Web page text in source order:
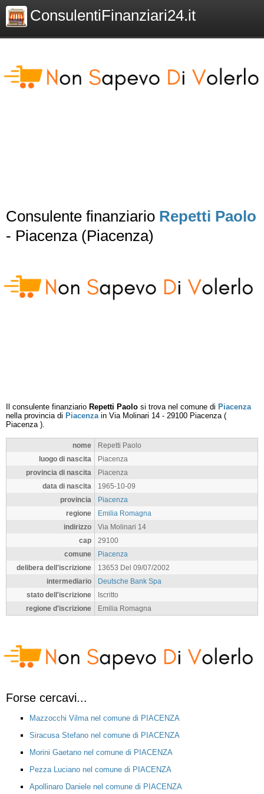
ConsulentiFinanziari24.it
Consulente finanziario Repetti Paolo
- Piacenza (Piacenza)
Il consulente finanziario Repetti Paolo si trova nel comune di Piacenza
nella provincia di Piacenzain Via Molinari 14 - 29100 Piacenza(
Piacenza).
nome
Repetti Paolo
luogo di nascita
Piacenza
provincia di nascita
Piacenza
data di nascita
1965-10-09
provincia
Piacenza
regione
Emilia Romagna
indirizzo
Via Molinari 14
cap
29100
comune
Piacenza
delibera dell'iscrizione
13653 Del 09/07/2002
intermediario
Deutsche Bank Spa
stato dell'iscrizione
Iscritto
regione d'iscrizione
Emilia Romagna
Forse cercavi...
Mazzocchi Vilma nel comune di PIACENZA
Siracusa Stefano nel comune di PIACENZA
Morini Gaetano nel comune di PIACENZA
Pezza Luciano nel comune di PIACENZA
Apollinaro Daniele nel comune di PIACENZA